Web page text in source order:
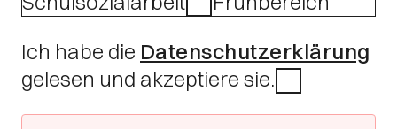
Ich habe die Datenschutzerklärung
gelesen und akzeptiere sie.